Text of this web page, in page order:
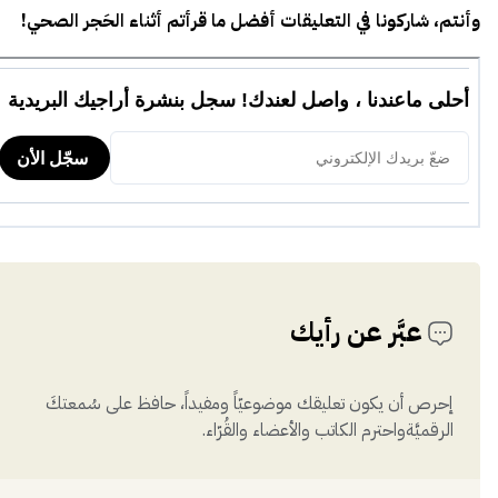
وأنتم، شاركونا في التعليقات أفضل ما قرأتم أثناء الحَجر الصحي!
عبَّر عن رأيك
إحرص أن يكون تعليقك موضوعيّاً ومفيداً، حافظ على سُمعتكَ
الرقميَّةواحترم الكاتب والأعضاء والقُرّاء.